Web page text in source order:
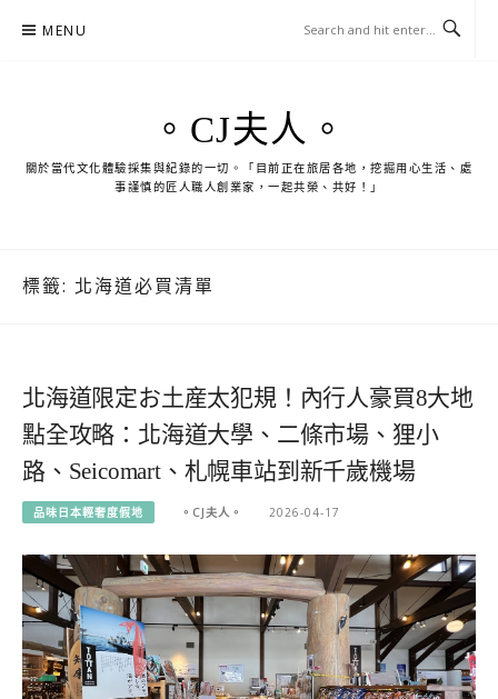
MENU
。CJ夫人。
關於當代文化體驗採集與紀錄的一切。「目前正在旅居各地，挖掘用心生活、處
事謹慎的匠人職人創業家，一起共榮、共好！」
標籤: 北海道必買清單
北海道限定お土産太犯規！內行人豪買8大地
點全攻略：北海道大學、二條市場、狸小
路、Seicomart、札幌車站到新千歲機場
品味日本輕奢度假地 。CJ夫人。 2026-04-17